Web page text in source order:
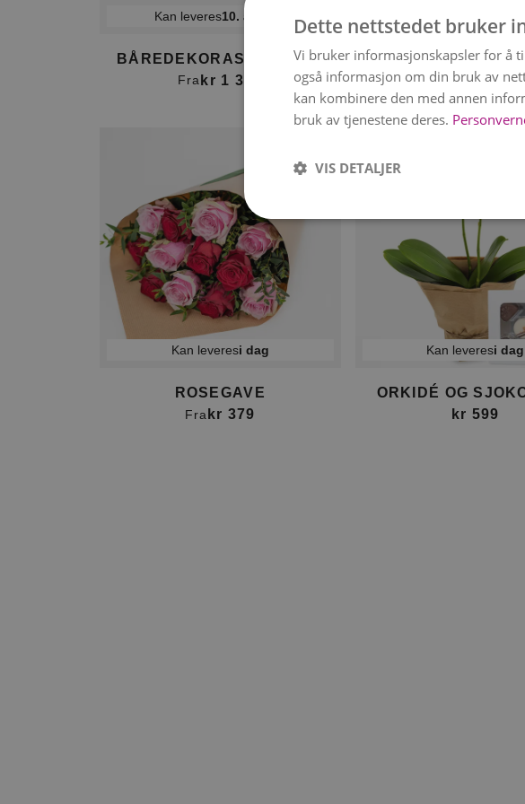
Kan leveres10. august
BÅREDEKORASJON MIKS
Fra kr 1 399
Kan leveres 10.
BÅREBUKETT I
Frakr 799
Kan leveresi dag
ROSEGAVE
Fra kr 379
Kan leveresi dag
ORKIDÉ OG
kr 599
Dette nettstedet bruker
Vi bruker informasjonskapsler for å
også informasjon om din bruk av
kan kombinere den med annen
bruk av tjenestene deres.
VIS DETALJER